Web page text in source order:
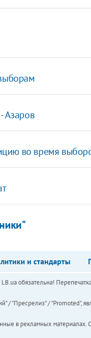
Азаров
во время
и стандарты
обязательна!
"Пресрелиз" / "Promoted",
в рекламных материалах.